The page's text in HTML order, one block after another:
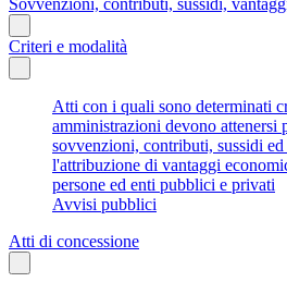
Criteri e modalità
Atti con i quali sono determinati
amministrazioni devono attenersi
sovvenzioni, contributi, sussidi
l'attribuzione di vantaggi
persone ed enti pubblici e privati
Avvisi pubblici
Atti di concessione